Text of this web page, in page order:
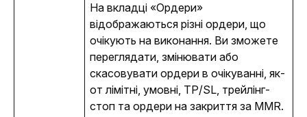
На вкладці «Ордери»
відображаються різні ордери, що
очікують на виконання. Ви зможете
переглядати, змінювати або
скасовувати ордери в очікуванні, як-
от лімітні, умовні, TP/SL, трейлінг-
стоп та ордери на закриття за MMR.